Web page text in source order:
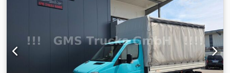
starého vozidla. Dodatečná montáž: – tažné zařízení, a to i
do 3500 kg – nezávislá topení – displej pro zpětnou kameru
nebo navigaci přes mobilní telefon (Android Auto) – systém
pro couvání s zadní kamerou – dílenské vybavení –
tempomat – dodatečná montáž vyklápěcí plošiny (LBW) a
další individuální řešení pro vaše obchodní potřeby za
příplatek. Dcjdpfx Abszta H Us Sjk